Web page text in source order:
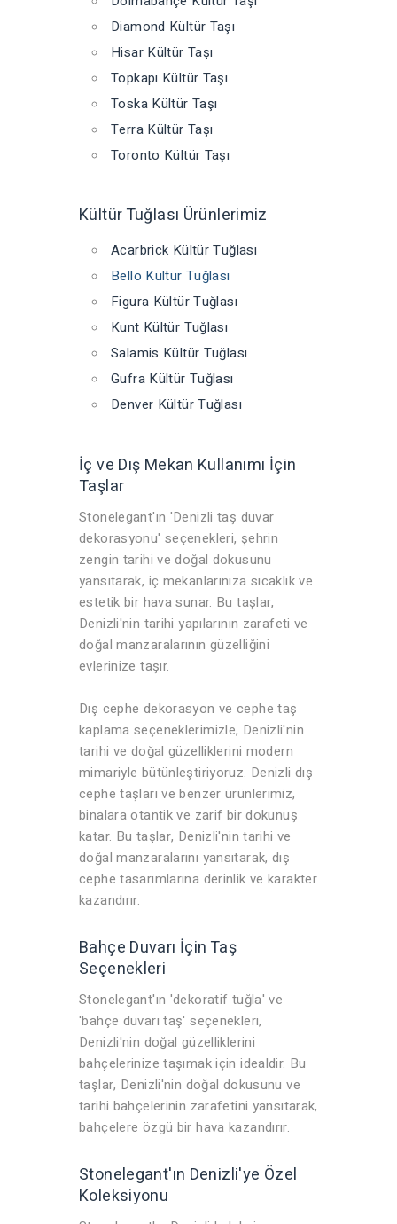
Diamond Kültür Taşı
Hisar Kültür Taşı
Topkapı Kültür Taşı
Toska Kültür Taşı
Terra Kültür Taşı
Toronto Kültür Taşı
Kültür Tuğlası Ürünlerimiz
Acarbrick Kültür Tuğlası
Bello Kültür Tuğlası
Figura Kültür Tuğlası
Kunt Kültür Tuğlası
Salamis Kültür Tuğlası
Gufra Kültür Tuğlası
Denver Kültür Tuğlası
İç ve Dış Mekan Kullanımı İçin
Taşlar
Stonelegant'ın 'Denizli taş duvar
dekorasyonu' seçenekleri, şehrin
zengin tarihi ve doğal dokusunu
yansıtarak, iç mekanlarınıza sıcaklık ve
estetik bir hava sunar. Bu taşlar,
Denizli'nin tarihi yapılarının zarafeti ve
doğal manzaralarının güzelliğini
evlerinize taşır.
Dış cephe dekorasyon ve cephe taş
kaplama seçeneklerimizle, Denizli'nin
tarihi ve doğal güzelliklerini modern
mimariyle bütünleştiriyoruz. Denizli dış
cephe taşları ve benzer ürünlerimiz,
binalara otantik ve zarif bir dokunuş
katar. Bu taşlar, Denizli'nin tarihi ve
doğal manzaralarını yansıtarak, dış
cephe tasarımlarına derinlik ve karakter
kazandırır.
Bahçe Duvarı İçin Taş
Seçenekleri
Stonelegant'ın 'dekoratif tuğla' ve
'bahçe duvarı taş' seçenekleri,
Denizli'nin doğal güzelliklerini
bahçelerinize taşımak için idealdir. Bu
taşlar, Denizli'nin doğal dokusunu ve
tarihi bahçelerinin zarafetini yansıtarak,
bahçelere özgü bir hava kazandırır.
Stonelegant'ın Denizli'ye Özel
Koleksiyonu